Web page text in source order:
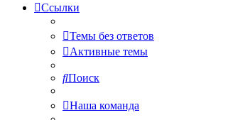
Ссылки
Темы без ответов
Активные темы
Поиск
Наша команда